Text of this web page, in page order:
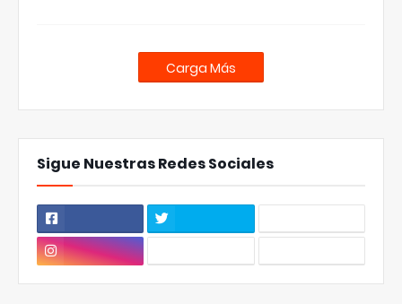
Carga Más
Sigue Nuestras Redes Sociales